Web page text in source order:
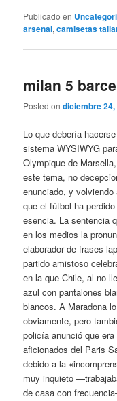
Publicado en
arsenal,camisetas
milan 5
Posted ondiciembre 24,
Lo que debería
sistema WYSIWYG
Olympique de
este tema, no
enunciado, y
que el fútbol ha
esencia. La sentencia
en los medios la
elaborador de frases
partido amistoso
en la que Chile, al no
azul con pantalones
blancos. A Maradona
obviamente, pero
policía anunció que
aficionados del Paris
debido a la
muy inquieto
de casa con